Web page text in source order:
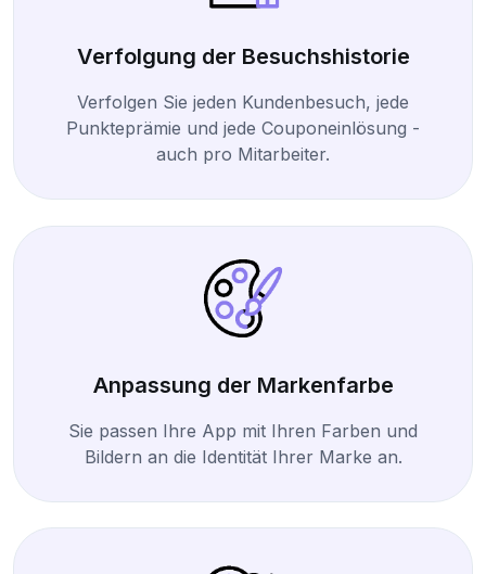
Verfolgung der Besuchshistorie
Verfolgen Sie jeden Kundenbesuch, jede
Punkteprämie und jede Couponeinlösung -
auch pro Mitarbeiter.
Anpassung der Markenfarbe
Sie passen Ihre App mit Ihren Farben und
Bildern an die Identität Ihrer Marke an.